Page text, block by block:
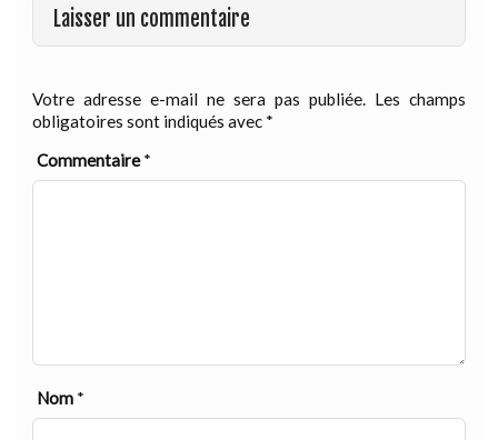
Laisser un commentaire
Votre adresse e-mail ne sera pas publiée. Les champs
obligatoires sont indiqués avec *
Commentaire*
Nom *